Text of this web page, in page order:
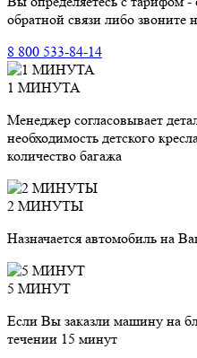
обратной связи либо звоните
8 800 533-84-14
1 МИНУТА
Менеджер согласовывает
необходимость детского
количество багажа
2 МИНУТЫ
Назначается автомобиль на
5 МИНУТ
Если Вы заказли машину на
течении 15 минут